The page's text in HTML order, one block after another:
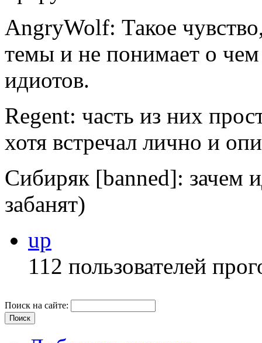
AngryWolf: Такое
темы и не понимает о чем
идиотов.
Regent: часть из них
хотя встречал лично и
Сибиряк [banned]: зачем
забанят)
up
112 пользователей
Поиск на сайте: